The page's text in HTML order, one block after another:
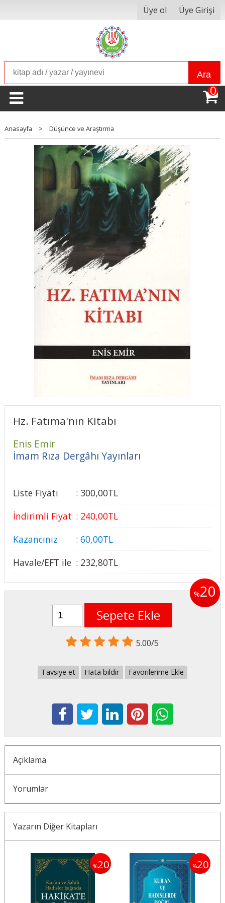
Üye ol Üye Girişi
Ara
0
Anasayfa > Düşünce ve Araştırma
Hz. Fatıma'nın Kitabı
Enis Emir
İmam Rıza Dergâhı Yayınları
Liste Fiyatı : 300,00TL
İndirimli Fiyat : 240,00TL
Kazancınız
: 60,00TL
Havale/EFT ile : 232,80TL
%20
Sepete Ekle
5.00/5
Tavsiye et Hata bildir Favorilerime Ekle
Açıklama
Yorumlar
Yazarın Diğer Kitapları
%20 %20